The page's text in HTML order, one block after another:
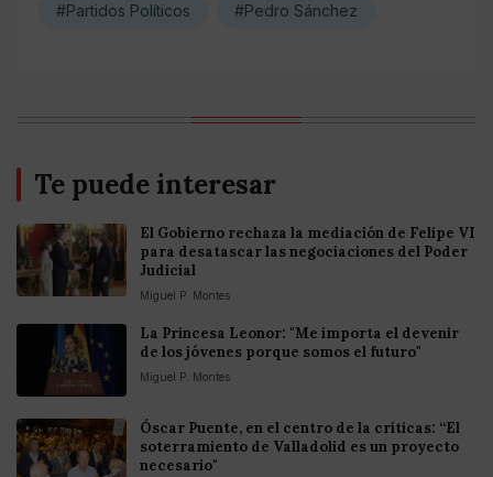
#Partidos Políticos #Pedro Sánchez
Te puede interesar
El Gobierno rechaza la mediación de Felipe VI
para desatascar las negociaciones del Poder
Judicial
Miguel P. Montes
La Princesa Leonor: "Me importa el devenir
de los jóvenes porque somos el futuro"
Miguel P. Montes
Óscar Puente, en el centro de la críticas: “El
soterramiento de Valladolid es un proyecto
necesario"